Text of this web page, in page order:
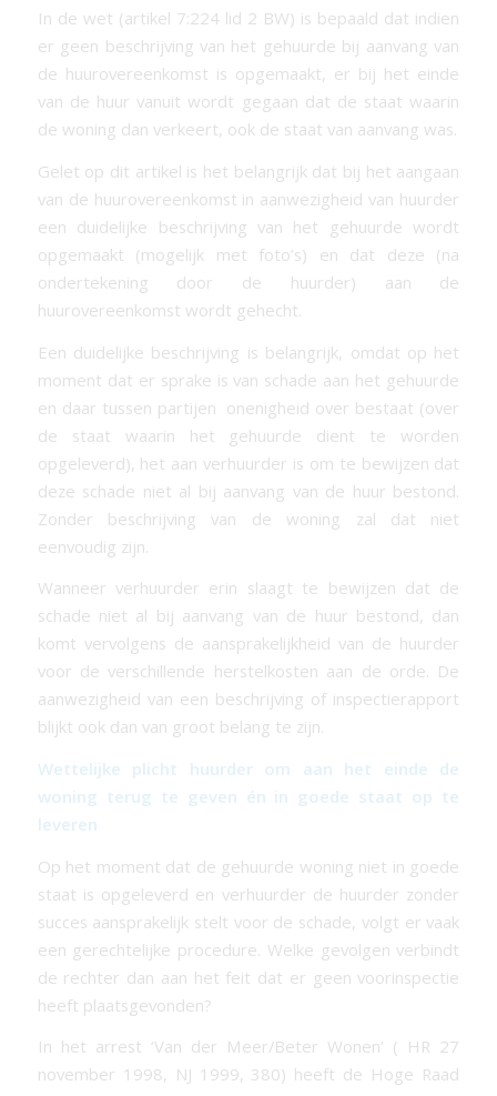
In de wet (artikel 7:224 lid 2 BW) is bepaald dat indien
er geen beschrijving van het gehuurde bij aanvang van
de huurovereenkomst is opgemaakt, er bij het einde
van de huur vanuit wordt gegaan dat de staat waarin
de woning dan verkeert, ook de staat van aanvang was.
Gelet op dit artikel is het belangrijk dat bij het aangaan
van de huurovereenkomst in aanwezigheid van huurder
een duidelijke beschrijving van het gehuurde wordt
opgemaakt (mogelijk met foto’s) en dat deze (na
ondertekening door de huurder) aan de
huurovereenkomst wordt gehecht.
Een duidelijke beschrijving is belangrijk, omdat op het
moment dat er sprake is van schade aan het gehuurde
en daar tussen partijen onenigheid over bestaat (over
de staat waarin het gehuurde dient te worden
opgeleverd), het aan verhuurder is om te bewijzen dat
deze schade niet al bij aanvang van de huur bestond.
Zonder beschrijving van de woning zal dat niet
eenvoudig zijn.
Wanneer verhuurder erin slaagt te bewijzen dat de
schade niet al bij aanvang van de huur bestond, dan
komt vervolgens de aansprakelijkheid van de huurder
voor de verschillende herstelkosten aan de orde. De
aanwezigheid van een beschrijving of inspectierapport
blijkt ook dan van groot belang te zijn.
Wettelijke plicht huurder om aan het einde de
woning terug te geven én in goede staat op te
leveren
Op het moment dat de gehuurde woning niet in goede
staat is opgeleverd en verhuurder de huurder zonder
succes aansprakelijk stelt voor de schade, volgt er vaak
een gerechtelijke procedure. Welke gevolgen verbindt
de rechter dan aan het feit dat er geen voorinspectie
heeft plaatsgevonden?
In het arrest ‘Van der Meer/Beter Wonen’ ( HR 27
november 1998, NJ 1999, 380) heeft de Hoge Raad